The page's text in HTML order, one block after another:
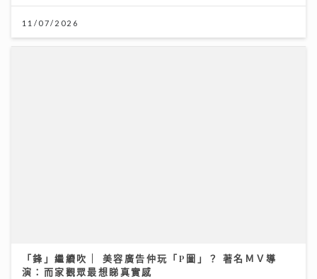
11/07/2026
「鋒」繼續吹 | 美容廣告仲玩「P圖」？ 著名ＭＶ導
演：而家觀眾最想睇真實感